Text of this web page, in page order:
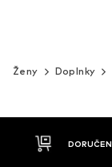
Ženy Doplnky